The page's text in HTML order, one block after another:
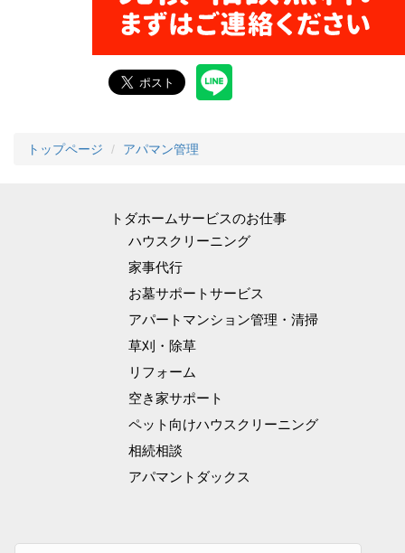
トップページ アパマン管理
トダホームサービスのお仕事
ハウスクリーニング
家事代行
お墓サポートサービス
アパートマンション管理・清掃
草刈・除草
リフォーム
空き家サポート
ペット向けハウスクリーニング
相続相談
アパマントダックス